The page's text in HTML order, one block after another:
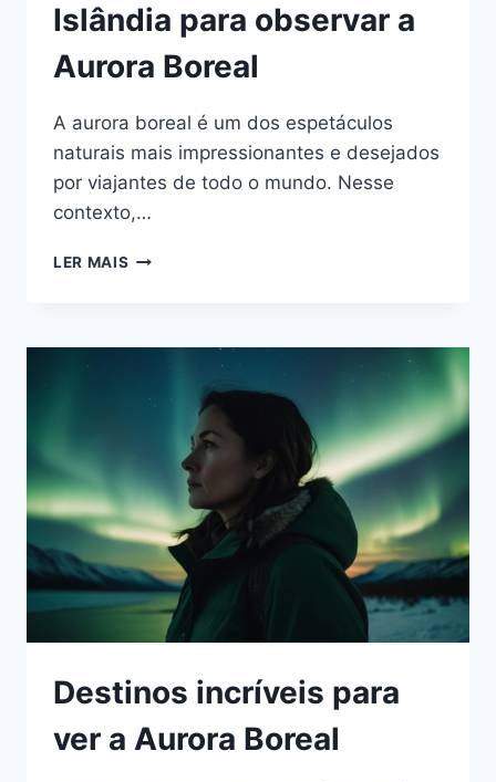
Islândia para observar a
Aurora Boreal
A aurora boreal é um dos espetáculos
naturais mais impressionantes e desejados
por viajantes de todo o mundo. Nesse
contexto,…
LER MAIS TOP
ISLÂNDIA
OBSERVAR
AURORA
BOREAL
Destinos incríveis para
ver a Aurora Boreal